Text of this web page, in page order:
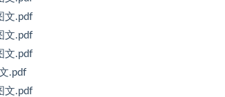
文.pdf
文.pdf
文.pdf
.pdf
文.pdf